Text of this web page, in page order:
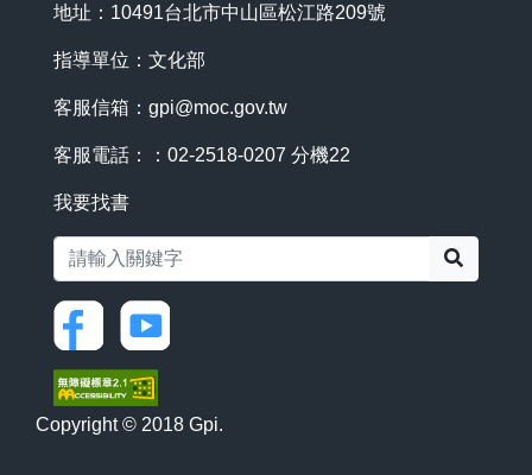
地址：10491台北市中山區松江路209號
指導單位：文化部
客服信箱： gpi@moc.gov.tw
客服電話：：02-2518-0207 分機22
我要找書
Copyright © 2018 Gpi.